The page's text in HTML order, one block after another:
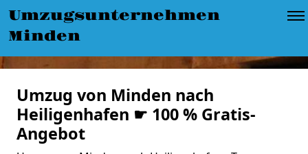
Umzugsunternehmen
Minden
Umzug von Minden nach
Heiligenhafen ☛ 100 % Gratis-
Angebot